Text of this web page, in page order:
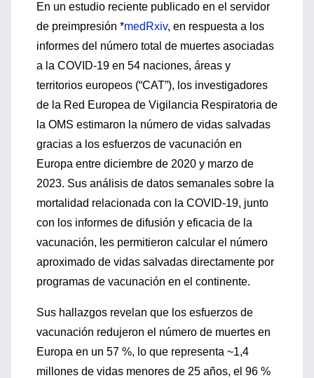
En un estudio reciente publicado en el servidor
de preimpresión *medRxiv, en respuesta a los
informes del número total de muertes asociadas
a la COVID-19 en 54 naciones, áreas y
territorios europeos (“CAT”), los investigadores
de la Red Europea de Vigilancia Respiratoria de
la OMS estimaron la número de vidas salvadas
gracias a los esfuerzos de vacunación en
Europa entre diciembre de 2020 y marzo de
2023. Sus análisis de datos semanales sobre la
mortalidad relacionada con la COVID-19, junto
con los informes de difusión y eficacia de la
vacunación, les permitieron calcular el número
aproximado de vidas salvadas directamente por
programas de vacunación en el continente.
Sus hallazgos revelan que los esfuerzos de
vacunación redujeron el número de muertes en
Europa en un 57 %, lo que representa ~1,4
millones de vidas menores de 25 años, el 96 %